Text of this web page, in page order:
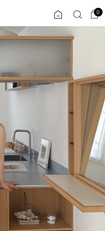
0
ENG
JP
플러스핏 회원혜택 입
ALL
익스클루시브
아우터
티셔츠
니트
0